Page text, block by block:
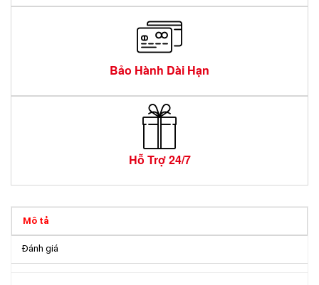
Bảo Hành Dài Hạn
Hỗ Trợ 24/7
Mô tả
Đánh giá